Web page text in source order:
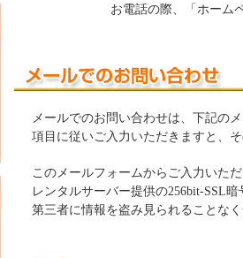
お電話の際、「ホーム
メールでのお問い合わせは、下記の
項目に従いご入力いただきますと、
このメールフォームからご入力いただ
レンタルサーバー提供の256bit-SSL暗
第三者に情報を盗み見られることな